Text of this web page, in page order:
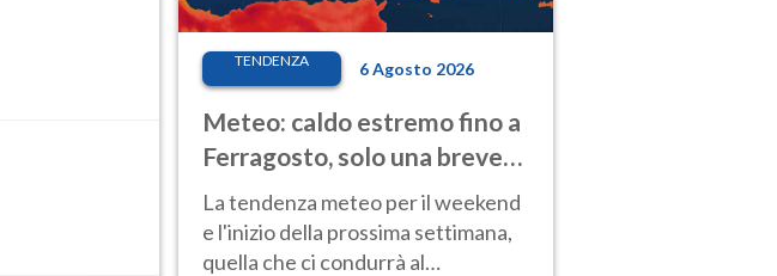
TENDENZA 6 Agosto 2026
Meteo: caldo estremo fino a
Ferragosto, solo una breve
pausa. Ecco dove
La tendenza meteo per il weekend
e l'inizio della prossima settimana,
quella che ci condurrà al